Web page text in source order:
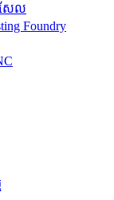
សែល
Foundry